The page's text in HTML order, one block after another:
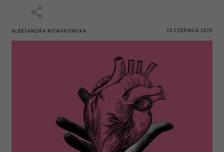
ALEKSANDRA NOWAKOWSKA 15 CZERWCA 2025